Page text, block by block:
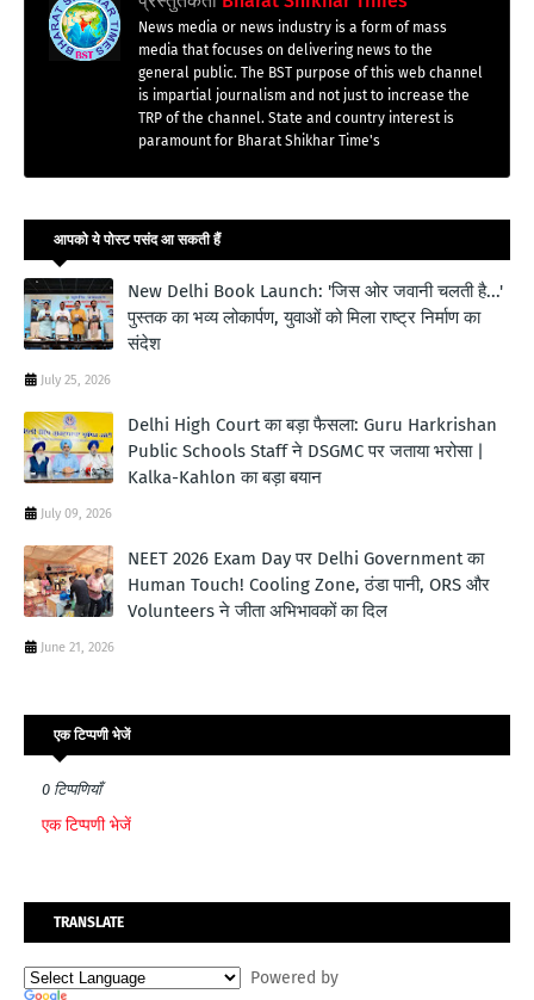
News media or news industry is a form of mass
media that focuses on delivering news to the
general public. The BST purpose of this web channel
is impartial journalism and not just to increase the
TRP of the channel. State and country interest is
paramount for Bharat Shikhar Time's
आपको ये पोस्ट पसंद आ सकती हैं
New Delhi Book Launch: 'जिस ओर जवानी चलती है...'
पुस्तक का भव्य लोकार्पण, युवाओं को मिला राष्ट्र निर्माण का
संदेश
July 25, 2026
Delhi High Court का बड़ा फैसला: Guru Harkrishan
Public Schools Staff ने DSGMC पर जताया भरोसा |
Kalka-Kahlon का बड़ा बयान
July 09, 2026
NEET 2026 Exam Day पर Delhi Government का
Human Touch! Cooling Zone, ठंडा पानी, ORS और
Volunteers ने जीता अभिभावकों का दिल
June 21, 2026
एक टिप्पणी भेजें
0 टिप्पणियाँ
एक टिप्पणी भेजें
TRANSLATE
Powered by